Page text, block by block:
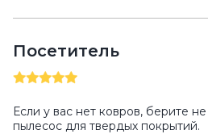
Посетитель
Если у вас нет ковров, берите
пылесос для твердых покрытий.